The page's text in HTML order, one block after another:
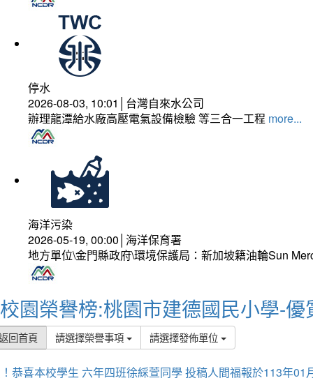
停水
2026-08-03, 10:01│台灣自來水公司
辦理龍潭給水廠高壓電氣設備檢驗 等三合一工程 more...
海洋污染
2026-05-19, 00:00│海洋保育署
地方單位\金門縣政府\環境保護局：新加坡籍油輪Sun
校園榮譽榜:桃園市建德國民小學-優
回首頁 請選擇榮譽事項 請選擇發佈單位
恭喜本校學生 六年四班徐綵萱同學 投稿人間福報於113年01